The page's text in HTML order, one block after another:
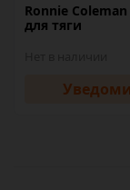
Ronnie
для тяги